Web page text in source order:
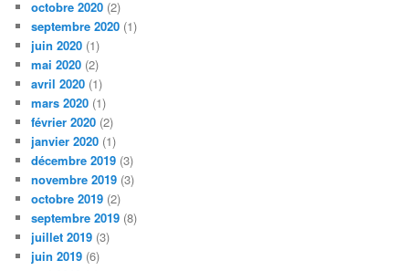
octobre 2020 (2)
septembre 2020 (1)
juin 2020 (1)
mai 2020 (2)
avril 2020 (1)
mars 2020 (1)
février 2020 (2)
janvier 2020 (1)
décembre 2019 (3)
novembre 2019 (3)
octobre 2019 (2)
septembre 2019 (8)
juillet 2019 (3)
juin 2019 (6)